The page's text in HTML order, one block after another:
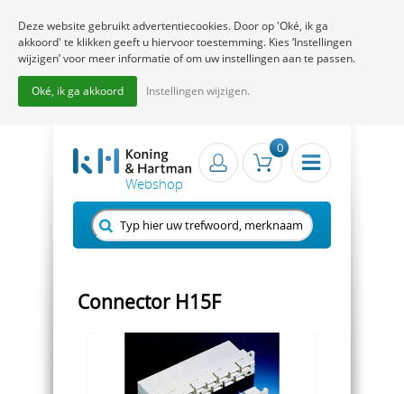
0
Connector H15F
Deze website gebruikt advertentiecookies. Door op 'Oké, ik ga
akkoord' te klikken geeft u hiervoor toestemming. Kies ‘Instellingen
wijzigen’ voor meer informatie of om uw instellingen aan te passen.
Oké, ik ga akkoord Instellingen wijzigen.